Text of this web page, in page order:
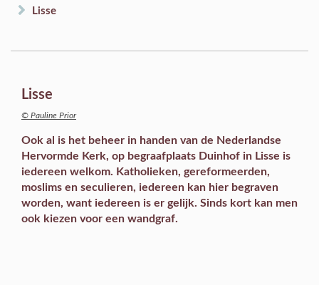
Lisse
Lisse
© Pauline Prior
Ook al is het beheer in handen van de Nederlandse
Hervormde Kerk, op begraafplaats Duinhof in Lisse is
iedereen welkom. Katholieken, gereformeerden,
moslims en seculieren, iedereen kan hier begraven
worden, want iedereen is er gelijk. Sinds kort kan men
ook kiezen voor een wandgraf.